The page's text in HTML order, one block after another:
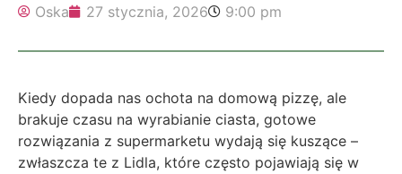
Oska 27 stycznia, 2026 9:00 pm
Kiedy dopada nas ochota na domową pizzę, ale
brakuje czasu na wyrabianie ciasta, gotowe
rozwiązania z supermarketu wydają się kuszące –
zwłaszcza te z Lidla, które często pojawiają się w